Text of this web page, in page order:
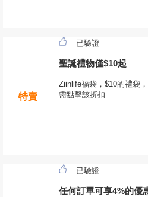
特賣
已驗證
聖誕禮物僅$10起
Ziinlife福袋，$10的禮袋
需點擊該折扣
已驗證
任何訂單可享4%的優